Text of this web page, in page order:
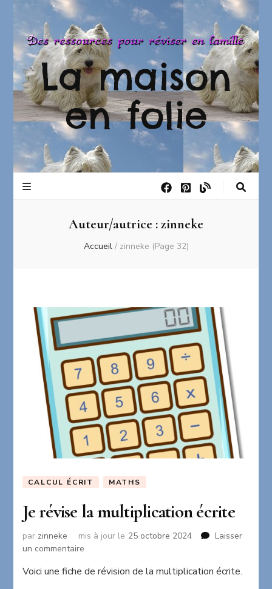
La maison
en folie
Auteur/autrice :zinneke
Accueil / zinneke (Page 32)
CALCUL ÉCRIT MATHS
Je révise la multiplication écrite
par zinneke mis à jour le 25 octobre 2024
Laisser
un commentaire
révise
Voici une fiche de révision de la multiplication écrite.